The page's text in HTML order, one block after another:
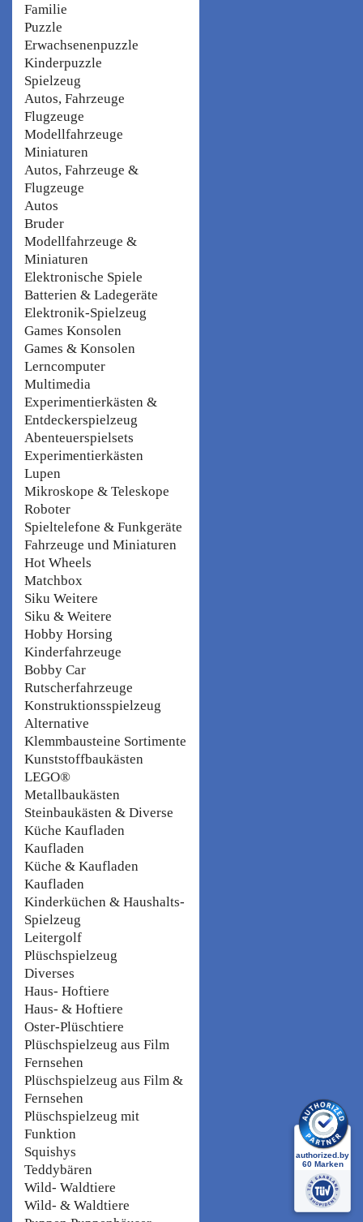
Familie
Puzzle
Erwachsenenpuzzle
Kinderpuzzle
Spielzeug
Autos, Fahrzeuge
Flugzeuge
Modellfahrzeuge
Miniaturen
Autos, Fahrzeuge &
Flugzeuge
Autos
Bruder
Modellfahrzeuge &
Miniaturen
Elektronische Spiele
Batterien & Ladegeräte
Elektronik-Spielzeug
Games Konsolen
Games & Konsolen
Lerncomputer
Multimedia
Experimentierkästen &
Entdeckerspielzeug
Abenteuerspielsets
Experimentierkästen
Lupen
Mikroskope & Teleskope
Roboter
Spieltelefone & Funkgeräte
Fahrzeuge und Miniaturen
Hot Wheels
Matchbox
Siku Weitere
Siku & Weitere
Hobby Horsing
Kinderfahrzeuge
Bobby Car
Rutscherfahrzeuge
Konstruktionsspielzeug
Alternative
Klemmbausteine Sortimente
Kunststoffbaukästen
LEGO®
Metallbaukästen
Steinbaukästen & Diverse
Küche Kaufladen
Kaufladen
Küche & Kaufladen
Kaufladen
Kinderküchen & Haushalts-
Spielzeug
Leitergolf
Plüschspielzeug
Diverses
Haus- Hoftiere
Haus- & Hoftiere
Oster-Plüschtiere
Plüschspielzeug aus Film
Fernsehen
Plüschspielzeug aus Film &
Fernsehen
Plüschspielzeug mit
Funktion
Squishys
Teddybären
Wild- Waldtiere
Wild- & Waldtiere